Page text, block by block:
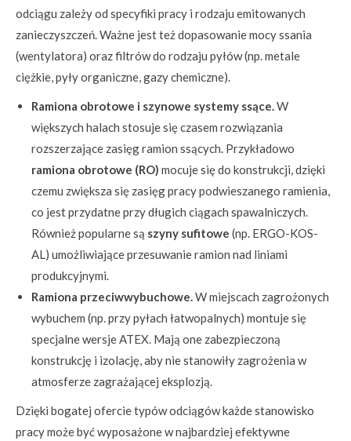
odciągu zależy od specyfiki pracy i rodzaju emitowanych
zanieczyszczeń. Ważne jest też dopasowanie mocy ssania
(wentylatora) oraz filtrów do rodzaju pyłów (np. metale
ciężkie, pyły organiczne, gazy chemiczne).
Ramiona obrotowe i szynowe systemy ssące. W
większych halach stosuje się czasem rozwiązania
rozszerzające zasięg ramion ssących. Przykładowo
ramiona obrotowe (RO) mocuje się do konstrukcji, dzięki
czemu zwiększa się zasięg pracy podwieszanego ramienia,
co jest przydatne przy długich ciągach spawalniczych.
Również popularne są szyny sufitowe (np. ERGO-KOS-
AL) umożliwiające przesuwanie ramion nad liniami
produkcyjnymi.
Ramiona przeciwwybuchowe. W miejscach zagrożonych
wybuchem (np. przy pyłach łatwopalnych) montuje się
specjalne wersje ATEX. Mają one zabezpieczoną
konstrukcję i izolację, aby nie stanowiły zagrożenia w
atmosferze zagrażającej eksplozją.
Dzięki bogatej ofercie typów odciągów każde stanowisko
pracy może być wyposażone w najbardziej efektywne